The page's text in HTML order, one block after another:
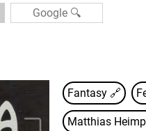
Fantasy 🔗
Matthias